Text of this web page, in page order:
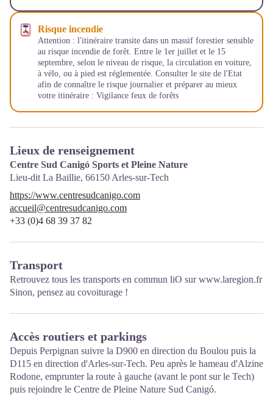
Risque incendie
Attention : l'itinéraire transite dans un massif forestier sensible
au risque incendie de forêt. Entre le 1er juillet et le 15
septembre, selon le niveau de risque, la circulation en voiture,
à vélo, ou à pied est réglementée. Consulter le site de l'Etat
afin de connaître le risque journalier et préparer au mieux
votre itinéraire : Vigilance feux de forêts
Lieux de renseignement
Centre Sud Canigó Sports et Pleine Nature
Lieu-dit La Baillie, 66150 Arles-sur-Tech
https://www.centresudcanigo.com
accueil@centresudcanigo.com
+33 (0)4 68 39 37 82
Transport
Retrouvez tous les transports en commun liO surwww.laregion.fr
Sinon, pensez au covoiturage !
Accès routiers et parkings
Depuis Perpignan suivre la D900 en direction du Boulou puis la
D115 en direction d'Arles-sur-Tech. Peu après le hameau d'Alzine
Rodone, emprunter la route à gauche (avant le pont sur le Tech)
puis rejoindre le Centre de Pleine Nature Sud Canigó.